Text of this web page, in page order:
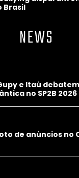
Brasil
NEWS
e Itaú
no SP2B 2026
de anúncios no